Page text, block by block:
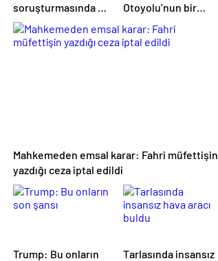
soruşturmasında 12
tutuklama
Otoyolu’nun bir
bölümü trafiğe
kapatılacak
Mahkemeden emsal karar: Fahri müfettişin
yazdığı ceza iptal edildi
Trump: Bu onların
Tarlasında insansız